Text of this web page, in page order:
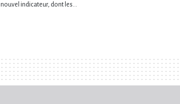
nouvel indicateur, dont les...